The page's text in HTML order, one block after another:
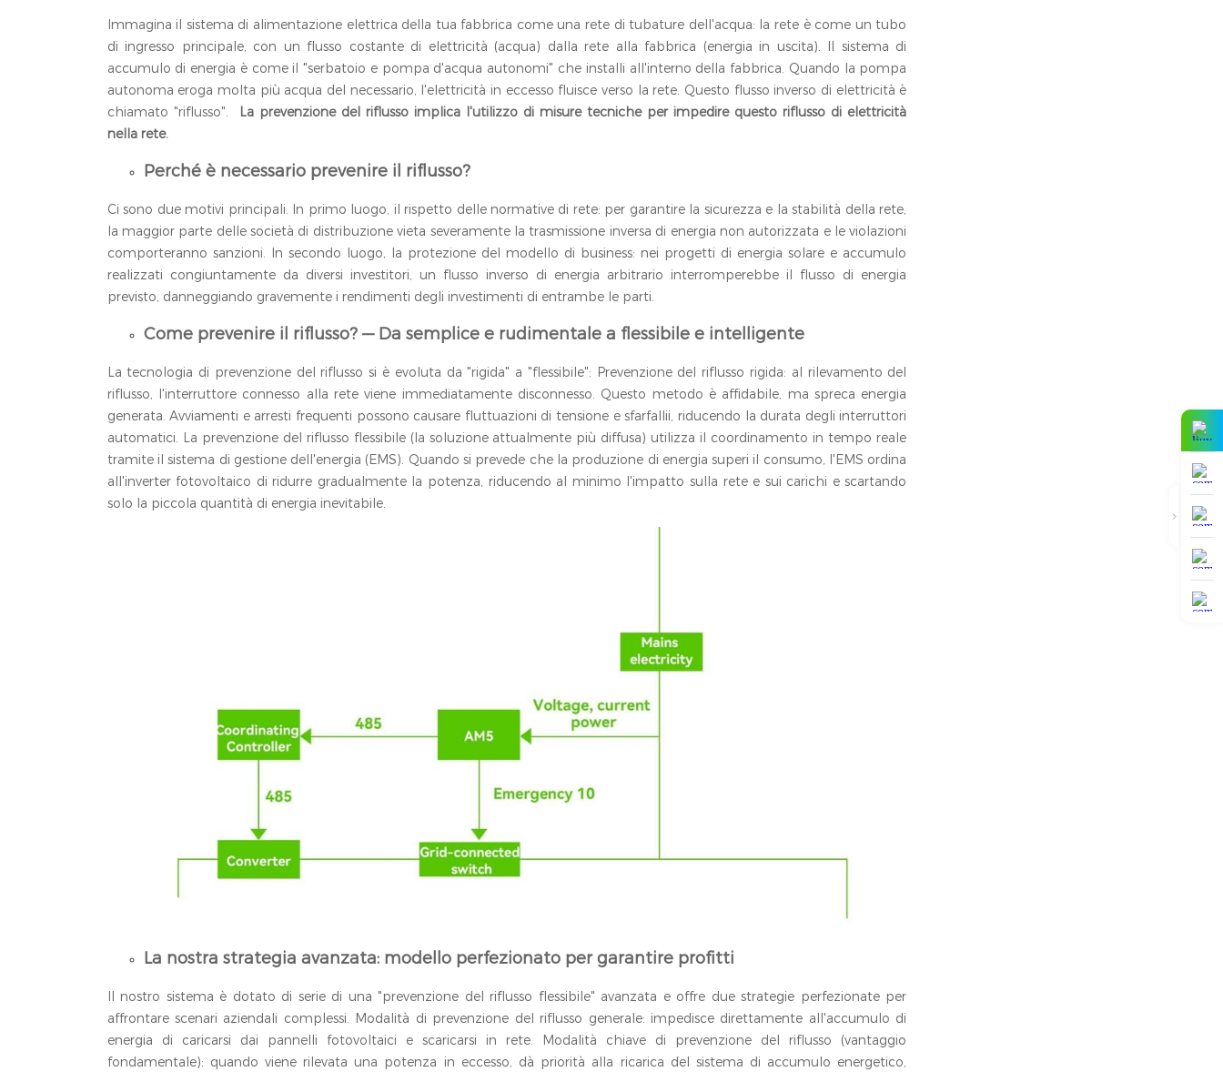
Immagina il sistema di alimentazione elettrica della tua fabbrica come una rete di tubature dell'acqua: la rete è come un tubo
di ingresso principale, con un flusso costante di elettricità (acqua) dalla rete alla fabbrica (energia in uscita). Il sistema di
accumulo di energia è come il "serbatoio e pompa d'acqua autonomi" che installi all'interno della fabbrica. Quando la pompa
autonoma eroga molta più acqua del necessario, l'elettricità in eccesso fluisce verso la rete. Questo flusso inverso di elettricità è
chiamato "riflusso".
La prevenzione del riflusso implica l'utilizzo di misure tecniche per impedire questo riflusso di elettricità
nella rete.
Perché è necessario prevenire il riflusso?
Ci sono due motivi principali. In primo luogo, il rispetto delle normative di rete: per garantire la sicurezza e la stabilità della rete,
la maggior parte delle società di distribuzione vieta severamente la trasmissione inversa di energia non autorizzata e le violazioni
comporteranno sanzioni. In secondo luogo, la protezione del modello di business: nei progetti di energia solare e accumulo
realizzati congiuntamente da diversi investitori, un flusso inverso di energia arbitrario interromperebbe il flusso di energia
previsto, danneggiando gravemente i rendimenti degli investimenti di entrambe le parti.
Come prevenire il riflusso? — Da semplice e rudimentale a flessibile e intelligente
La tecnologia di prevenzione del riflusso si è evoluta da "rigida" a "flessibile": Prevenzione del riflusso rigida: al rilevamento del
riflusso, l'interruttore connesso alla rete viene immediatamente disconnesso. Questo metodo è affidabile, ma spreca energia
generata. Avviamenti e arresti frequenti possono causare fluttuazioni di tensione e sfarfallii, riducendo la durata degli interruttori
automatici. La prevenzione del riflusso flessibile (la soluzione attualmente più diffusa) utilizza il coordinamento in tempo reale
tramite il sistema di gestione dell'energia (EMS). Quando si prevede che la produzione di energia superi il consumo, l'EMS ordina
all'inverter fotovoltaico di ridurre gradualmente la potenza, riducendo al minimo l'impatto sulla rete e sui carichi e scartando
solo la piccola quantità di energia inevitabile.
La nostra strategia avanzata: modello perfezionato per garantire profitti
Il nostro sistema è dotato di serie di una "prevenzione del riflusso flessibile" avanzata e offre due strategie perfezionate per
affrontare scenari aziendali complessi. Modalità di prevenzione del riflusso generale: impedisce direttamente all'accumulo di
energia di caricarsi dai pannelli fotovoltaici e scaricarsi in rete. Modalità chiave di prevenzione del riflusso (vantaggio
fondamentale): quando viene rilevata una potenza in eccesso, dà priorità alla ricarica del sistema di accumulo energetico,